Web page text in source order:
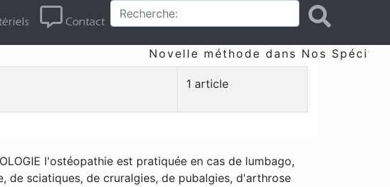
Contact
Novelle méthode dans Nos
1 article
l'ostéopathie est pratiquée en cas de lumbago,
de sciatiques, de cruralgies, de pubalgies, d'arthrose